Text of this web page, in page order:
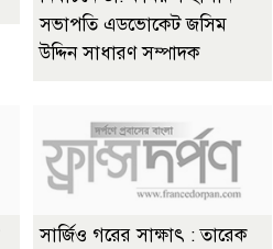
সভাপতি এডভোকেট জসিম
উদ্দিন সাধারণ সম্পাদক
সার্জিও গরের সাক্ষাৎ : তারেক